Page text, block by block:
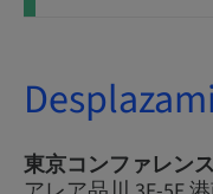
東京コンファレン